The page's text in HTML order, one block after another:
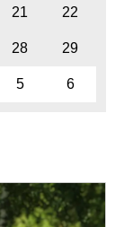
21 22
28 29
5 6